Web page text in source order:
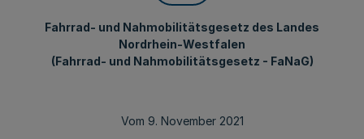
Fahrrad- und Nahmobilitätsgesetz des Landes
Nordrhein-Westfalen
(Fahrrad- und Nahmobilitätsgesetz - FaNaG)
Vom 9. November 2021